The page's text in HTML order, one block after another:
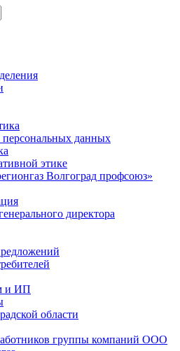
данных
этике
Волгоград профсоюз»
директора
и ИП
области
группы компаний ООО